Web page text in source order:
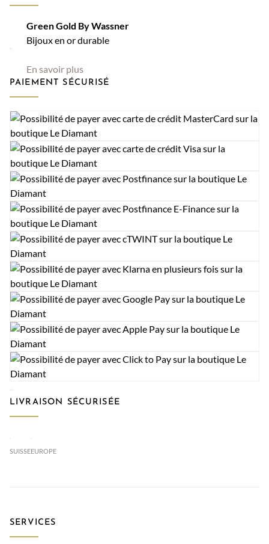
Green Gold By Wassner
Bijoux en or durable
En savoir plus
PAIEMENT SÉCURISÉ
LIVRAISON SÉCURISÉE
SUISSEEUROPE
SERVICES